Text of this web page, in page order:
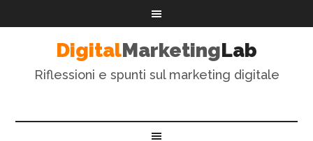
DigitalMarketingLab
Riflessioni e spunti sul marketing digitale